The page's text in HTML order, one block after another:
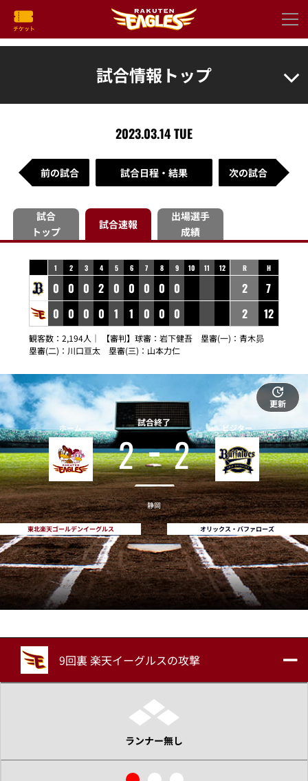
試合情報トップ
2023.03.14 TUE
前の試合 試合日程・結果 次の試合
試合
トップ
試合速報
出場選手
成績
1 2 3 4 5 6 7 8 9 10 11 12
0 0 0 2 0 0 0 0 0
0 0 0 0 1 1 0 0 0
R H
2
7
2
12
観客数：2,194人｜ 【審判】球審：岩下健吾 塁審(一)：青木昴
塁審(二)：川口亘太 塁審(三)：山本力仁
更新
ホーム
東北楽天ゴールデンイーグルス
試合終了
2 2
静岡
ビジター
オリックス・バファローズ
9回裏 楽天イーグルスの攻撃
ランナー無し